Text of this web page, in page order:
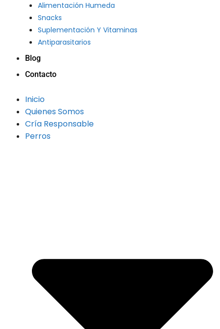
Alimentación Humeda
Snacks
Suplementación Y Vitaminas
Antiparasitarios
Blog
Contacto
Inicio
Quienes Somos
Cría Responsable
Perros